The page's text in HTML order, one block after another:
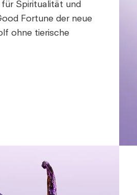
Spiritualität und
Fortune der neue
ohne tierische